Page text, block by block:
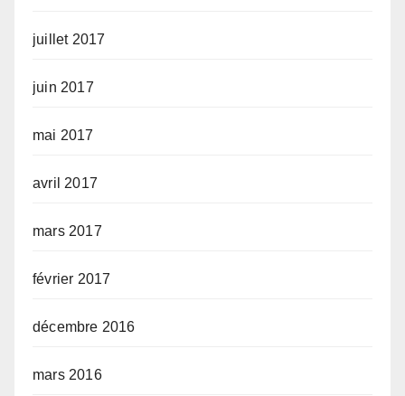
juillet 2017
juin 2017
mai 2017
avril 2017
mars 2017
février 2017
décembre 2016
mars 2016